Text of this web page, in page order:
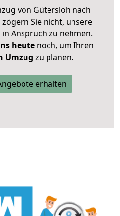
von Gütersloh nach
Sie nicht, unsere
Anspruch zu nehmen.
heutenoch, um Ihren
Umzug zu planen.
erhalten